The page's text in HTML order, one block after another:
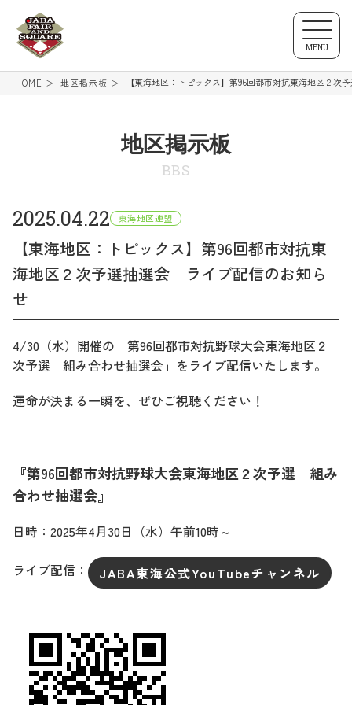
MENU
HOME 地区掲示板 【東海地区：トピックス】第96回都市対抗東海地区２
地区掲示板
BBS
2025.04.22 東海地区連盟
【東海地区：トピックス】第96回都市対抗東
海地区２次予選抽選会 ライブ配信のお知ら
せ
4/30（水）開催の「第96回都市対抗野球大会東海地区２
次予選 組み合わせ抽選会」をライブ配信いたします。
運命が決まる一瞬を、ぜひご視聴ください！
『第96回都市対抗野球大会東海地区２次予選 組み
合わせ抽選会』
日時：2025年4月30日（水）午前10時～
ライブ配信： JABA東海公式YouTubeチャンネル